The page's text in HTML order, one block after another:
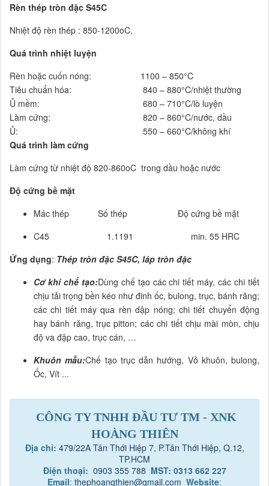
Rèn thép tròn đặc S45C
Nhiệt độ rèn thép : 850-1200oC.
Quá trình nhiệt luyện
Rèn hoặc cuốn nóng:
1100 – 850°C
Tiêu chuẩn hóa:
840 – 880°C/nhiệt thường
Ủ mềm:
680 – 710°C/lò luyện
Làm cứng:
820 – 860°C/nước, dầu
Ủ:
550 – 660°C/không khí
Quá trình làm cứng
Làm cứng từ nhiệt độ 820-860oC trong dầu hoặc nước
Độ cứng bề mặt
Mác thép Số thép Độ cứng bề mặt
C45 1.1191 min. 55 HRC
Ứng dụng: Thép tròn đặc S45C, láp tròn đặc
Cơ khí chế tạo:Dùng chế tạo các chi tiết máy, các chi tiết
chịu tải trọng bền kéo như đinh ốc, bulong, trục, bánh răng;
các chi tiết máy qua rèn dập nóng; chi tiết chuyển động
hay bánh răng, trục pitton; các chi tiết chịu mài mòn, chịu
độ va đập cao, trục cán, …
Khuôn mẫu:Chế tạo trục dẫn hướng, Vỏ khuôn, bulong,
Ốc, Vít ...
CÔNG TY TNHH ĐẦU TƯ TM - XNK
HOÀNG THIÊN
Địa chỉ: 479/22A Tân Thới Hiệp 7, P.Tân Thới Hiệp, Q.12,
TP.HCM
Điện thoại: 0903 355 788 MST: 0313 662 227
Email: thephoangthien@gmail.com Website: